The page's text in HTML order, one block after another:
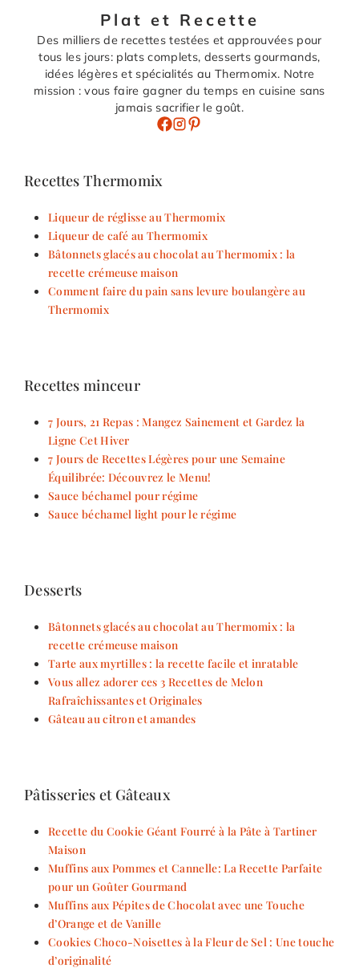
Plat et Recette
Des milliers de recettes testées et approuvées pour
tous les jours: plats complets, desserts gourmands,
idées légères et spécialités au Thermomix. Notre
mission : vous faire gagner du temps en cuisine sans
jamais sacrifier le goût.
Recettes Thermomix
Liqueur de réglisse au Thermomix
Liqueur de café au Thermomix
Bâtonnets glacés au chocolat au Thermomix : la
recette crémeuse maison
Comment faire du pain sans levure boulangère au
Thermomix
Recettes minceur
7 Jours, 21 Repas : Mangez Sainement et Gardez la
Ligne Cet Hiver
7 Jours de Recettes Légères pour une Semaine
Équilibrée: Découvrez le Menu!
Sauce béchamel pour régime
Sauce béchamel light pour le régime
Desserts
Bâtonnets glacés au chocolat au Thermomix : la
recette crémeuse maison
Tarte aux myrtilles : la recette facile et inratable
Vous allez adorer ces 3 Recettes de Melon
Rafraîchissantes et Originales
Gâteau au citron et amandes
Pâtisseries et Gâteaux
Recette du Cookie Géant Fourré à la Pâte à Tartiner
Maison
Muffins aux Pommes et Cannelle: La Recette Parfaite
pour un Goûter Gourmand
Muffins aux Pépites de Chocolat avec une Touche
d’Orange et de Vanille
Cookies Choco-Noisettes à la Fleur de Sel : Une touche
d’originalité